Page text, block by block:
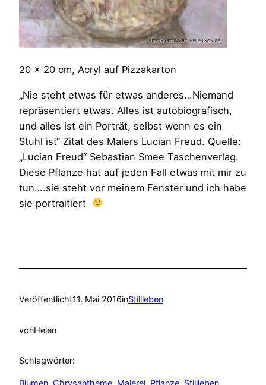
20 x 20 cm, Acryl auf Pizzakarton
„Nie steht etwas für etwas anderes…Niemand
repräsentiert etwas. Alles ist autobiografisch,
und alles ist ein Porträt, selbst wenn es ein
Stuhl ist“ Zitat des Malers Lucian Freud. Quelle:
„Lucian Freud“ Sebastian Smee Taschenverlag.
Diese Pflanze hat auf jeden Fall etwas mit mir zu
tun….sie steht vor meinem Fenster und ich habe
sie portraitiert
Veröffentlicht11. Mai 2016inStillleben
vonHelen
Schlagwörter:
Blumen, Chrysantheme, Malerei, Pflanze, Stillleben